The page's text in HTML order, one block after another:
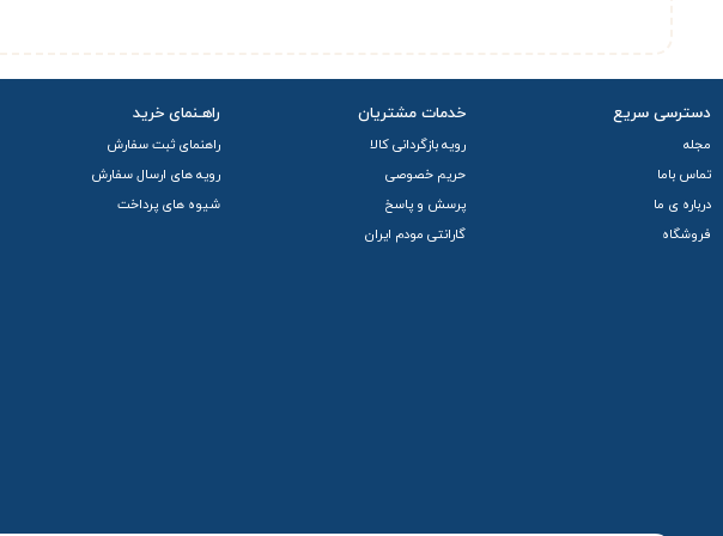
دسترسی سریع
مجله
تماس باما
درباره ی ما
فروشگاه
خدمات مشتریان
رویه بازگردانی کالا
حریم خصوصی
پرسش و پاسخ
گارانتی مودم ایران
راهـنمای خرید
راهنمای ثبت سفارش
رویه های ارسال سفارش
شیوه های پرداخت